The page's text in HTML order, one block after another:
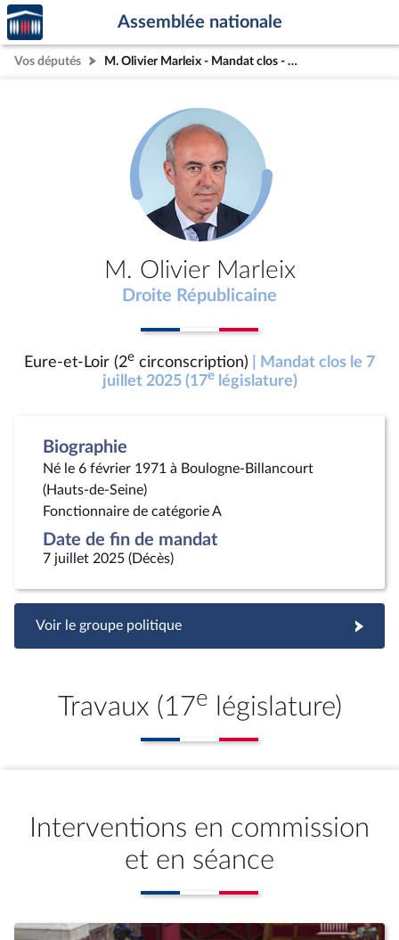
Aller au contenu
Aller en bas de la page
Accèder
à la
page
d'accueil
Assemblée nationale
Vos députés M. Olivier Marleix - Mandat clos - Eure-et-Loir (2e circonscription)
M. Olivier Marleix
Droite Républicaine
Eure-et-Loir (2e circonscription)
| Mandat clos le 7
juillet 2025 (17elégislature)
Biographie
Né le 6 février 1971 à Boulogne-Billancourt
(Hauts-de-Seine)
Fonctionnaire de catégorie A
Date de fin de mandat
7 juillet 2025 (Décès)
Voir le groupe politique
Travaux (17e législature)
Interventions en commission
et en séance